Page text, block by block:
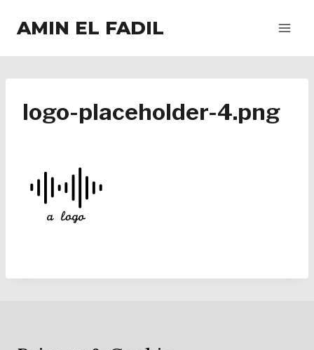
AMIN EL FADIL
logo-placeholder-4.png